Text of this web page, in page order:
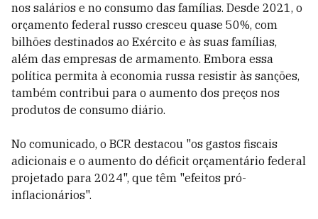
nos salários e no consumo das famílias. Desde 2021, o
orçamento federal russo cresceu quase 50%, com
bilhões destinados ao Exército e às suas famílias,
além das empresas de armamento. Embora essa
política permita à economia russa resistir às sanções,
também contribui para o aumento dos preços nos
produtos de consumo diário.
No comunicado, o BCR destacou "os gastos fiscais
adicionais e o aumento do déficit orçamentário federal
projetado para 2024", que têm "efeitos pró-
inflacionários".